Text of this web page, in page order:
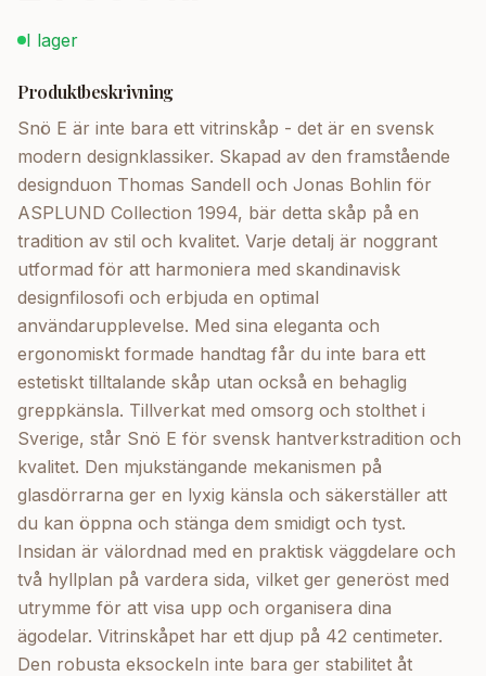
I lager
Produktbeskrivning
Snö E är inte bara ett vitrinskåp - det är en svensk
modern designklassiker. Skapad av den framstående
designduon Thomas Sandell och Jonas Bohlin för
ASPLUND Collection 1994, bär detta skåp på en
tradition av stil och kvalitet. Varje detalj är noggrant
utformad för att harmoniera med skandinavisk
designfilosofi och erbjuda en optimal
användarupplevelse. Med sina eleganta och
ergonomiskt formade handtag får du inte bara ett
estetiskt tilltalande skåp utan också en behaglig
greppkänsla. Tillverkat med omsorg och stolthet i
Sverige, står Snö E för svensk hantverkstradition och
kvalitet. Den mjukstängande mekanismen på
glasdörrarna ger en lyxig känsla och säkerställer att
du kan öppna och stänga dem smidigt och tyst.
Insidan är välordnad med en praktisk väggdelare och
två hyllplan på vardera sida, vilket ger generöst med
utrymme för att visa upp och organisera dina
ägodelar. Vitrinskåpet har ett djup på 42 centimeter.
Den robusta eksockeln inte bara ger stabilitet åt